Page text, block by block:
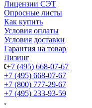
Лицензии СЭТ
Опросные листы
Как купить
Условия оплаты
Условия доставки
Гарантия на товар
Лизинг
+7 (495) 668-07-67
+7 (495) 668-07-67
+7 (800) 777-29-67
+7 (495) 233-93-59